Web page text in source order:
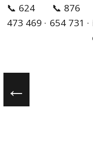
📞 624
473 469 ·
📞 876
654 731 ·
←